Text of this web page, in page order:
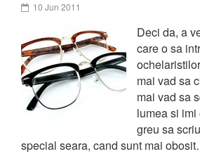
10 Jun 2011
Deci da, a
care o sa
mai vad sa
mai vad sa
lumea si
greu sa
special seara, cand sunt mai